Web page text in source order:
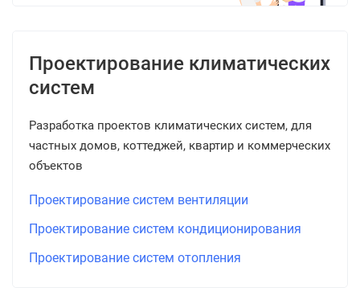
Проектирование климатических
систем
Разработка проектов климатических систем, для
частных домов, коттеджей, квартир и коммерческих
объектов
Проектирование систем вентиляции
Проектирование систем кондиционирования
Проектирование систем отопления